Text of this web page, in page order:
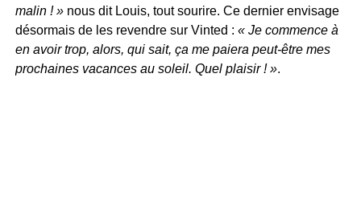
malin ! »nous dit Louis, tout sourire. Ce dernier envisage
désormais de les revendre sur Vinted : « Je commence à
en avoir trop, alors, qui sait, ça me paiera peut-être mes
prochaines vacances au soleil. Quel plaisir ! ».